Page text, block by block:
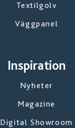
Textilgolv
Väggpanel
Inspiration
Nyheter
Magazine
Digital Showroom